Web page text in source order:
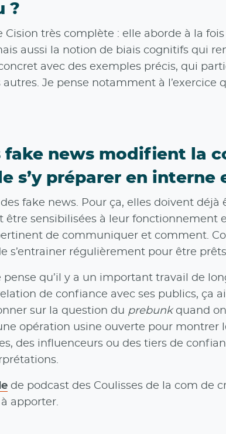
?
très complète : elle aborde à la
aussi la notion de biais cognitifs qui
avec des exemples précis, qui
Je pense notamment à
fake news modifient la
s’y préparer en interne
fake news. Pour ça, elles doivent
sensibilisées à leur fonctionnement
de communiquer et comment.
s’entrainer régulièrement pour être
qu’il y a un important travail de
de confiance avec ses publics, ça
sur la question du prebunkquand on
opération usine ouverte pour montrer
des influenceurs ou des tiers de
de podcast des Coulisses de la com de
apporter.